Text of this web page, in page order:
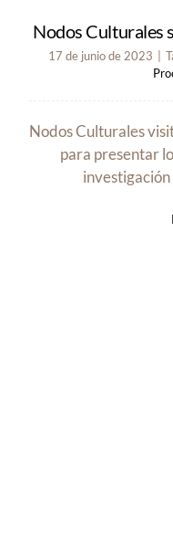
Nodos Culturales
17 de junio de 2023
Nodos Culturales
para presentar